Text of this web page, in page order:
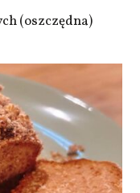
(oszczędna)